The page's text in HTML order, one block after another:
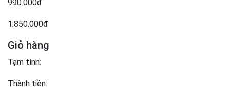
990.000đ
1.850.000đ
Giỏ hàng
Tạm tính:
Thành tiền: